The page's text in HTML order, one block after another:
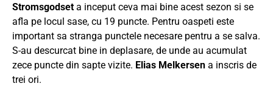
Stromsgodset a inceput ceva mai bine acest sezon si se
afla pe locul sase, cu 19 puncte. Pentru oaspeti este
important sa stranga punctele necesare pentru a se salva.
S-au descurcat bine in deplasare, de unde au acumulat
zece puncte din sapte vizite. Elias Melkersen a inscris de
trei ori.